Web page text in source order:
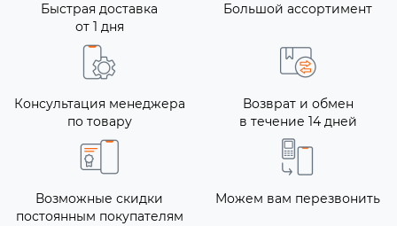
Быстрая доставка
от 1 дня
Большой ассортимент
Консультация менеджера
по товару
Возврат и обмен
в течение 14 дней
Возможные скидки
постоянным покупателям
Можем вам перезвонить